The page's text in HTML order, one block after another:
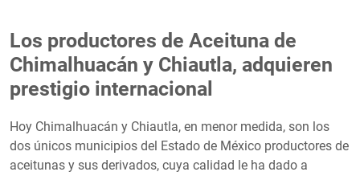
Los productores de Aceituna de
Chimalhuacán y Chiautla, adquieren
prestigio internacional
Hoy Chimalhuacán y Chiautla, en menor medida, son los
dos únicos municipios del Estado de México productores de
aceitunas y sus derivados, cuya calidad le ha dado a